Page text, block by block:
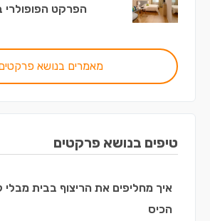
הפרקט הפופולרי
מאמרים בנושא
טיפים בנושא פרקטים
איך מחליפים את הריצוף בבית
הכיס